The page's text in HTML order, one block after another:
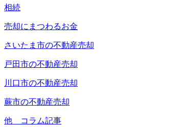
相続
売却にまつわるお金
さいたま市の不動産売却
戸田市の不動産売却
川口市の不動産売却
蕨市の不動産売却
他 コラム記事